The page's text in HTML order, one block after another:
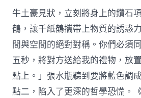
牛土豪見狀，立刻將身上的鑽石
鶴，讓千紙鶴攜帶上物質的誘惑
間與空間的絕對對稱。你們必須
五秒，將對方送給我的禮物，放
點上。」張水瓶聽到要將藍色調
點二，陷入了更深的哲學恐慌。